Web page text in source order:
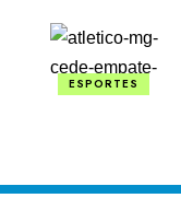
ESPORTES